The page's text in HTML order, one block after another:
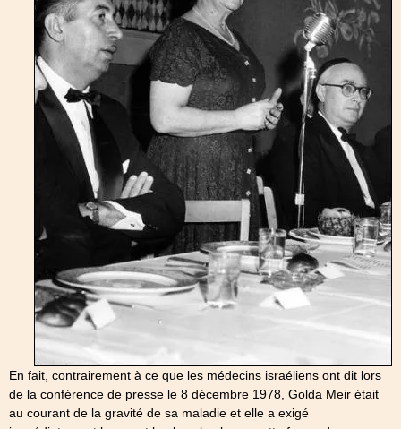
En fait, contrairement à ce que les médecins israéliens ont dit lors
de la conférence de presse le 8 décembre 1978, Golda Meir était
au courant de la gravité de sa maladie et elle a exigé